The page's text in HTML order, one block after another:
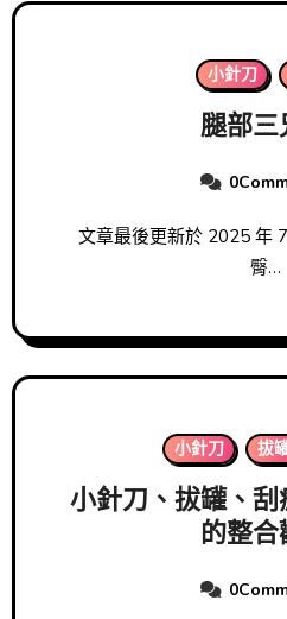
小針刀
腿部三
文章最後更新於 2025 年 7 月 10 日 在臨床處理
臀…
小針刀 拔
小針刀、拔罐、
的整